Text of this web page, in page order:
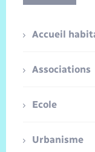
Accueil
Associations
Ecole
Urbanisme